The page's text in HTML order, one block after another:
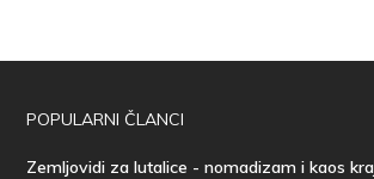
POPULARNI ČLANCI
Zemljovidi za lutalice - nomadizam i kaos